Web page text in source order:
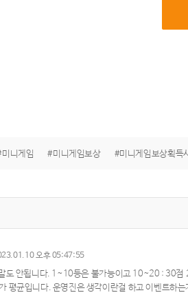
니게임 #미니게임보상 #미니게임보상획득
오후 05:47:55
도 안됩니다. 1~10등은 불가능이고 10~20 : 30
평균입니다. 운영진은 생각이란걸 하고 이벤트하